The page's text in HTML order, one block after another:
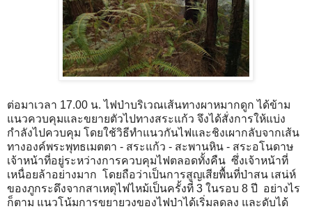
ต่อมาเวลา 17.00 น. ไฟป่าบริเวณเส้นทางผาหมากดูก ได้ข้าม
แนวควบคุมและขยายตัวไปทางสระแก้ว จึงได้สั่งการให้แบ่ง
กำลังไปควบคุม โดยใช้วิธีทำแนวกันไฟและชิงเผากลับจากเส้น
ทางองค์พระพุทธเมตตา - สระแก้ว - สะพานหิน - สระอโนดาษ
เจ้าหน้าที่อยู่ระหว่างการควบคุมไฟตลอดทั้งคืน  ซึ่งเจ้าหน้าที่
เหนื่อยล้าอย่างมาก  โดยถือว่าเป็นการสูญเสียพื้นที่ป่าสน เสน่ห์
ของภูกระดึงจากสาเหตุไฟไหม้เป็นครั้งที่ 3 ในรอบ 8 ปี  อย่างไร
ก็ตาม แนวโน้มการขยายวงของไฟป่าได้เริ่มลดลง และดับได้